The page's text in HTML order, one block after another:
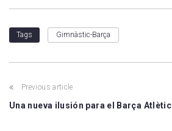
Tags Gimnàstic-Barça
Previous article
Una nueva ilusión para el Barça Atlètic